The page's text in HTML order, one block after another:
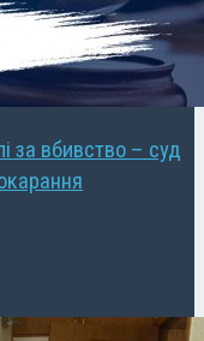
за вбивство – суд